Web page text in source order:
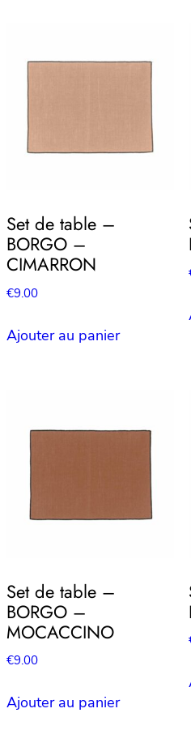
Set de table –
BORGO –
CIMARRON
€9.00
Ajouter au panier
Set de table –
BORGO –
MOCACCINO
€9.00
Ajouter au panier